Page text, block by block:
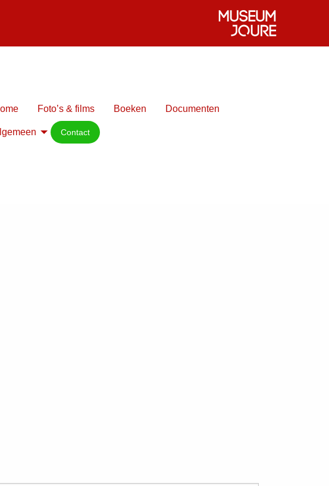
Foto’s & films Boeken Documenten
Contact